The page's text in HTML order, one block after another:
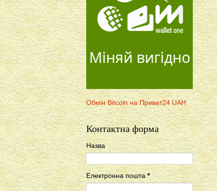
Міняй вигідно
Обмін Bitcoin на Приват24 UAH
Контактна форма
Назва
Електронна пошта*